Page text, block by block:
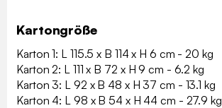
Kartongröße
Karton 1: L 115.5 x B 114 x H 6 cm - 20 kg
Karton 2: L 111 x B 72 x H 9 cm - 6.2 kg
Karton 3: L 92 x B 48 x H 37 cm - 13.1 kg
Karton 4: L 98 x B 54 x H 44 cm - 27.9 kg